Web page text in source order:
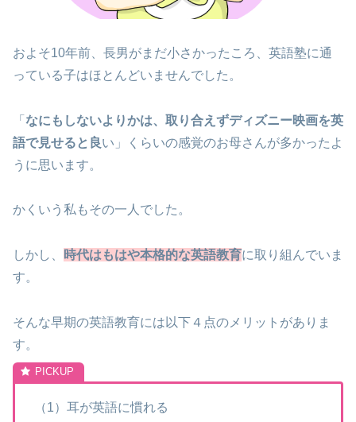
およそ10年前、長男がまだ小さかったころ、英語塾に通
っている子はほとんどいませんでした。
「 なにもしないよりかは、取り合えずディズニー映画を英
語で見せると良い」くらいの感覚のお母さんが多かったよ
うに思います。
かくいう私もその一人でした。
しかし、 時代はもはや本格的な英語教育に取り組んでいま
す。
そんな早期の英語教育には以下４点のメリットがありま
す。
（1）耳が英語に慣れる